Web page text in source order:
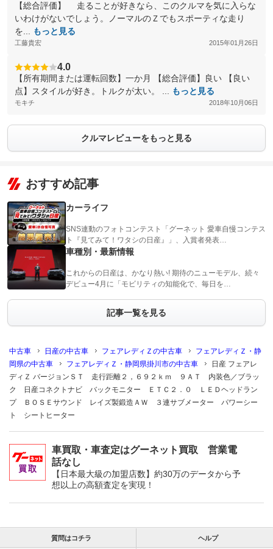
【総合評価】 走ることが好きなら、このクルマを気に入らな
いわけがないでしょう。ノーマルのＺでもスポーティな走り
を...
もっと見る
工藤貴宏 2015年01月26日
4.0
【所有期間または運転回数】一か月 【総合評価】良い 【良い
点】スタイルが好き。トルクが太い。 ...
もっと見る
モキチ 2018年10月06日
クルマレビューをもっと見る
おすすめ記事
カーライフ
SNS連動のフォトコンテスト「グーネット 愛車自慢コンテス
ト『見てみて！ワタシの日産』」、入賞者発表…
車種別・最新情報
これからの日産は、かなり熱い! 期待のニューモデル、続々
デビュー4月に「モビリティの知能化で、毎日を…
記事一覧を見る
中古車 日産の中古車 フェアレディＺの中古車
フェアレディＺ・静
岡県の中古車
フェアレディＺ・静岡県掛川市の中古車
日産 フェアレ
ディＺ バージョンＳＴ 走行距離２，６９２ｋｍ ９ＡＴ 内装色／ブラッ
ク 日産コネクトナビ バックモニター ＥＴＣ２．０ ＬＥＤヘッドラン
プ ＢＯＳＥサウンド レイズ製鍛造ＡＷ ３連サブメーター パワーシー
ト シートヒーター
車買取・車査定はグーネット買取 営業電
話なし
【日本最大級の加盟店数】約30万のデータから予
想以上の高額査定を実現！
質問はコチラ ヘルプ